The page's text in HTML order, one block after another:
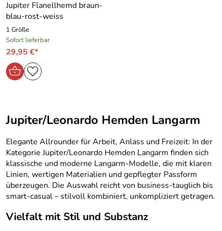
Jupiter Flanellhemd braun-
blau-rost-weiss
1 Größe
Sofort lieferbar
29,95 €*
Jupiter/Leonardo Hemden Langarm
Elegante Allrounder für Arbeit, Anlass und Freizeit: In der
Kategorie Jupiter/Leonardo Hemden Langarm finden sich
klassische und moderne Langarm-Modelle, die mit klaren
Linien, wertigen Materialien und gepflegter Passform
überzeugen. Die Auswahl reicht von business-tauglich bis
smart-casual – stilvoll kombiniert, unkompliziert getragen.
Vielfalt mit Stil und Substanz